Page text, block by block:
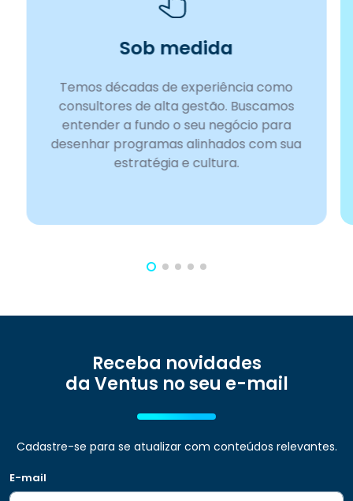
Sob medida
Temos décadas de experiência como
consultores de alta gestão. Buscamos
entender a fundo o seu negócio para
desenhar programas alinhados com sua
estratégia e cultura.
Receba novidades
da Ventus no seu e-mail
Cadastre-se para se atualizar com conteúdos relevantes.
E-mail